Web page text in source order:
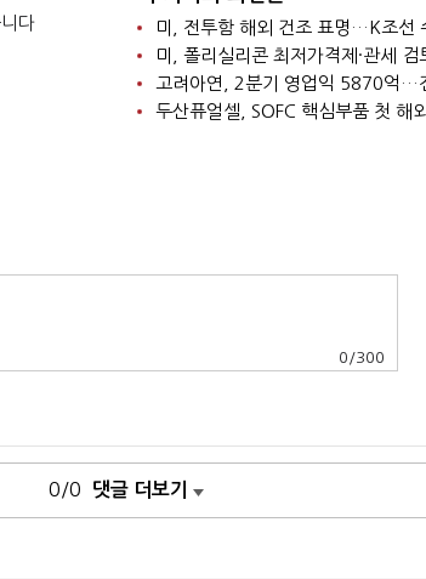
다
미, 전투함 해외 건조 표명…K조선
미, 폴리실리콘 최저가격제·관세
고려아연, 2분기 영업익 5870억…
두산퓨얼셀, SOFC 핵심부품 첫 해
0 /300
0/0 댓글 더보기